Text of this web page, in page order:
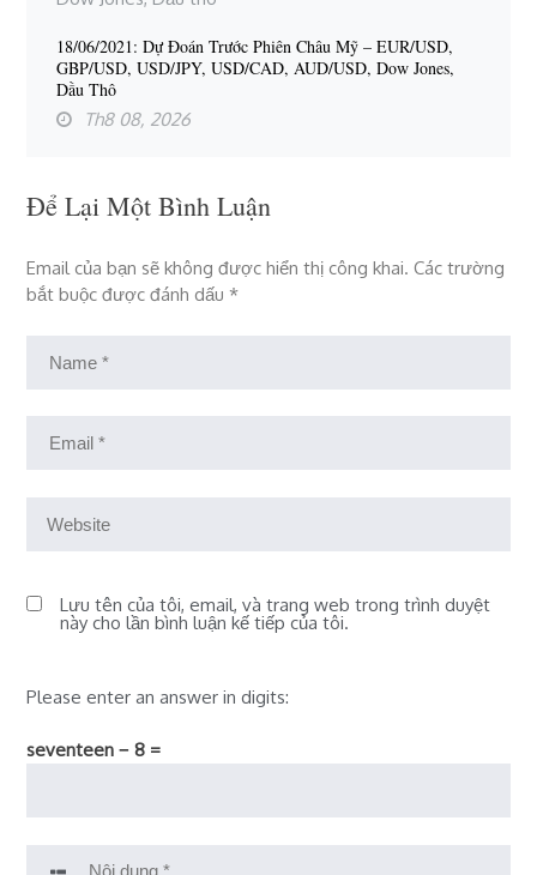
18/06/2021: Dự Đoán Trước Phiên Châu Mỹ – EUR/USD,
GBP/USD, USD/JPY, USD/CAD, AUD/USD, Dow Jones,
Dầu Thô
Th8 08, 2026
Để Lại Một Bình Luận
Email của bạn sẽ không được hiển thị công khai. Các trường
bắt buộc được đánh dấu*
Lưu tên của tôi, email, và trang web trong trình duyệt
này cho lần bình luận kế tiếp của tôi.
Please enter an answer in digits:
seventeen − 8 =